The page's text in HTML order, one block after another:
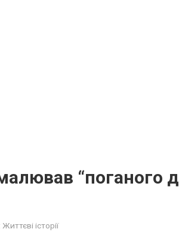
“поганого
Життєві історії